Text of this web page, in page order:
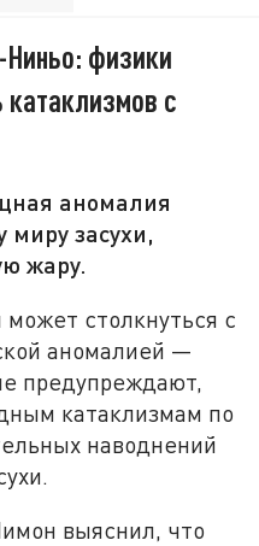
физики
с
аномалия
миру засухи,
жару.
столкнуться с
аномалией —
предупреждают,
катаклизмам по
наводнений
выяснил, что